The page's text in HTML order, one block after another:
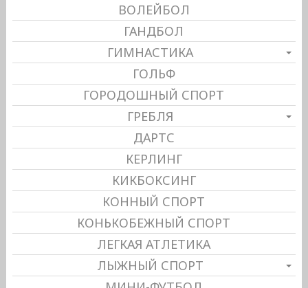
ВОЛЕЙБОЛ
ГАНДБОЛ
ГИМНАСТИКА
ГОЛЬФ
ГОРОДОШНЫЙ СПОРТ
ГРЕБЛЯ
ДАРТС
КЕРЛИНГ
КИКБОКСИНГ
КОННЫЙ СПОРТ
КОНЬКОБЕЖНЫЙ СПОРТ
ЛЕГКАЯ АТЛЕТИКА
ЛЫЖНЫЙ СПОРТ